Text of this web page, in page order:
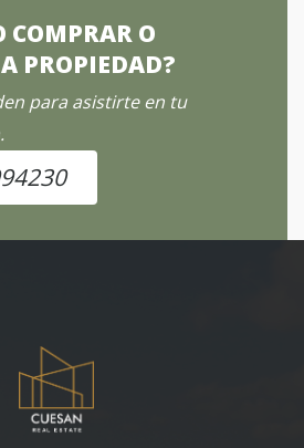
COMPRAR O
PROPIEDAD?
para asistirte en tu